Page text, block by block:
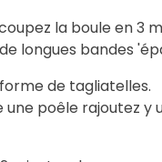
la boule en 3
longues bandes
de tagliatelles.
poêle rajoutez y